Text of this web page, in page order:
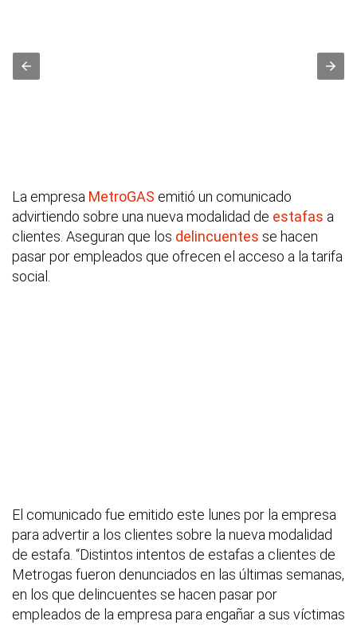
La empresa MetroGAS emitió un comunicado
advirtiendo sobre una nueva modalidad de estafas a
clientes. Aseguran que los delincuentes se hacen
pasar por empleados que ofrecen el acceso a la tarifa
social.
El comunicado fue emitido este lunes por la empresa
para advertir a los clientes sobre la nueva modalidad
de estafa. “Distintos intentos de estafas a clientes de
Metrogas fueron denunciados en las últimas semanas,
en los que delincuentes se hacen pasar por
empleados de la empresa para engañar a sus víctimas